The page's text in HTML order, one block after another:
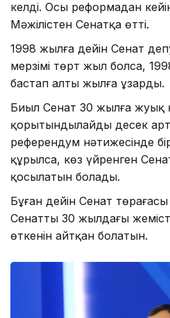
келді. Осы реформадан
Мәжілістен Сенатқа өтті.
1998 жылға дейін Сенат
мерзімі төрт жыл болса,
бастап алты жылға ұзарды.
Биыл Сенат 30 жылға жуық
қорытындылайды десек
референдум нәтижесінде
құрылса, көз үйренген
қосылатын болады.
Бұған дейін Сенат
Сенаттың 30 жылдағы
өткенін айтқан болатын.